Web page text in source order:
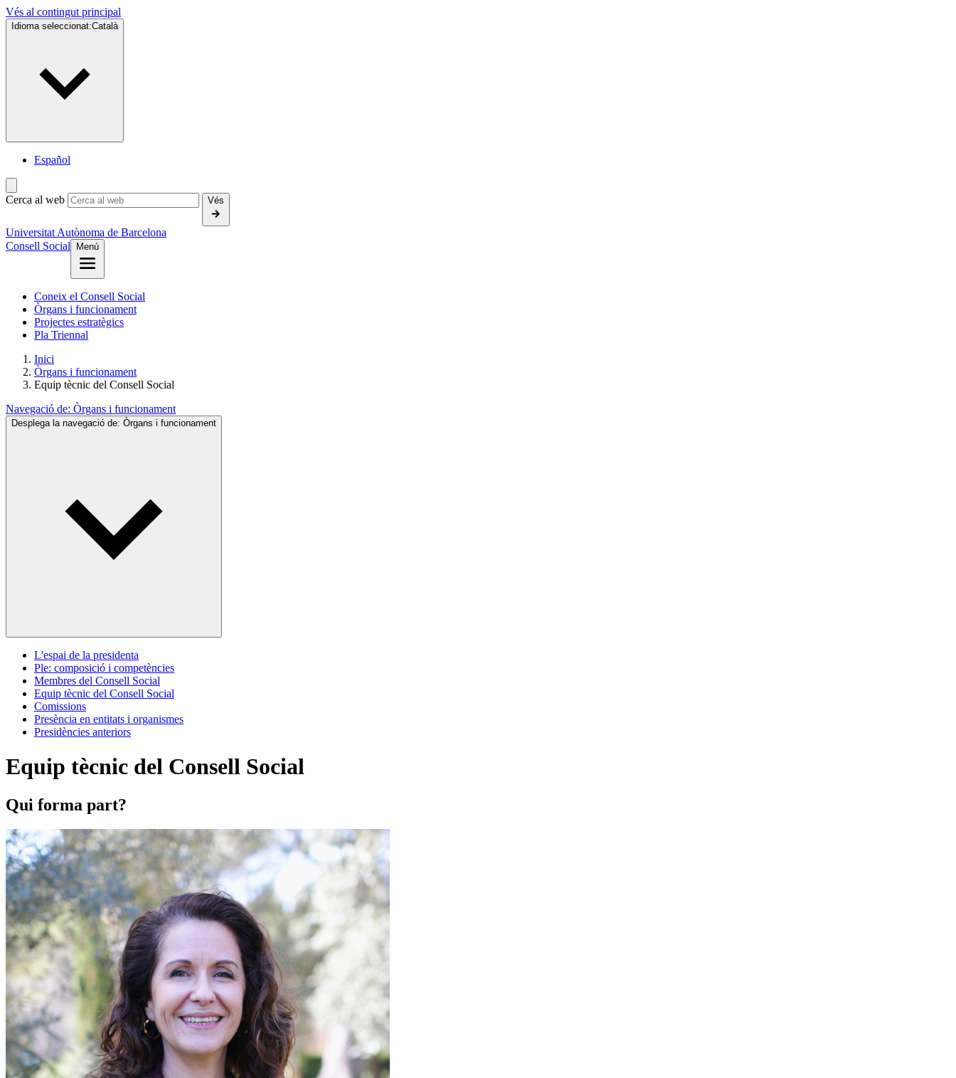
Vés al contingut principal
Idioma seleccionat:Català
Español
Cerca al web Vés
Universitat Autònoma de Barcelona
Consell Social
Menú
Coneix el Consell Social
Òrgans i funcionament
Projectes estratègics
Pla Triennal
Inici
Òrgans i funcionament
Equip tècnic del Consell Social
Navegació de: Òrgans i funcionament
Desplega la navegació de: Òrgans i funcionament
L'espai de la presidenta
Ple: composició i competències
Membres del Consell Social
Equip tècnic del Consell Social
Comissions
Presència en entitats i organismes
Presidències anteriors
Equip tècnic del Consell Social
Qui forma part?